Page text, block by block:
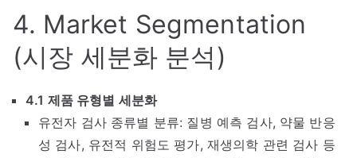
4. Market Segmentation
(시장 세분화 분석)
4.1 제품 유형별 세분화
유전자 검사 종류별 분류: 질병 예측 검사, 약물 반응
성 검사, 유전적 위험도 평가, 재생의학 관련 검사 등